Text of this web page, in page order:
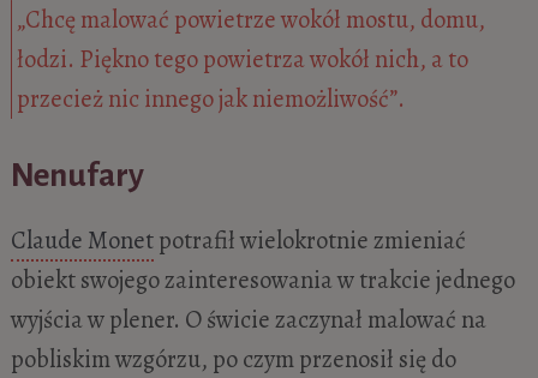
„Chcę malować powietrze wokół mostu, domu,
łodzi. Piękno tego powietrza wokół nich, a to
przecież nic innego jak niemożliwość”.
Nenufary
Claude Monetpotrafił wielokrotnie zmieniać
obiekt swojego zainteresowania w trakcie jednego
wyjścia w plener. O świcie zaczynał malować na
pobliskim wzgórzu, po czym przenosił się do